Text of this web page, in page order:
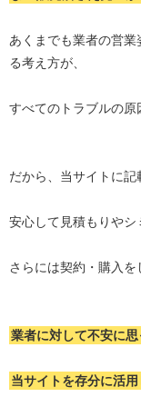
あくまでも業者の営
る考え方が、
すべてのトラブルの原
だから、当サイトに記
安心して見積もりやシ
さらには契約・購入を
業者に対して不安に思
当サイトを存分に活